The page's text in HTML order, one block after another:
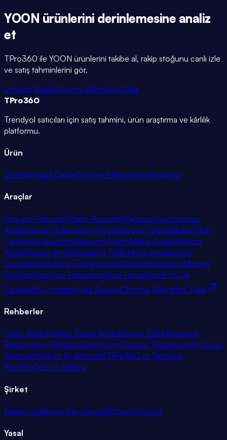
YOON ürünlerini derinlemesine analiz
et
TPro360 ile YOON ürünlerini takibe al, rakip stoğunu canlı izle
ve satış tahminlerini gör.
Ücretsiz BaşlaChrome Eklentisini Yükle
TPro360
Trendyol satıcıları için satış tahmini, ürün araştırma ve kârlılık
platformu.
Ürün
ÖzelliklerNasıl ÇalışırChrome EklentisiFiyatlandırma
Araçlar
Kategori RaporlarıMarka RaporlarıMağaza RaporlarıÜrün
AnalizGörsel StüdyoÜrün FotoğrafıSatış TahminiRakip Stok
TakibiÜrün AraştırmaKategori AnaliziMarka AnaliziMağaza
AnaliziReklam AnaliziSıralama TakibiMega KeşifBarkod
SorgulamaMağaza EntegrasyonuOtomatik BuyboxMüşteri
SorularıKomisyon HesaplamaDesi HesaplamaEn Çok
SatanlarNiş FırsatlarAnaliz AraçlarıChrome Eklentisini Yükle
Rehberler
Satıcı RehberiSatıcı Paneli RehberiSatıcı SSSMuhasebe
RehberiVergi RehberiŞirket KurmaToptan TedarikJungle Scout
AlternatifiHelium 10 AlternatifiTPro360 vs Trendyol
ProTPro360 vs Sellerg
Şirket
HakkımızdaİletişimBlogdestek@tpro360.com
Yasal